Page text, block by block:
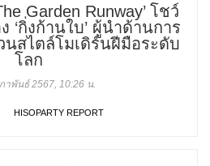
Garden Runway’ โชว์
‘กิ่งก้านใบ’ ผู้นำด้านการ
สไตล์โมเดิร์นฝีมือระดับ
โลก
าพันธ์ 2567, 10:26 น.
HISOPARTY REPORT